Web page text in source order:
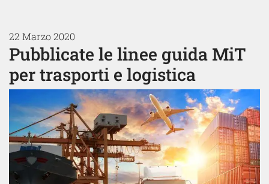
22 Marzo 2020
Pubblicate le linee guida MiT
per trasporti e logistica